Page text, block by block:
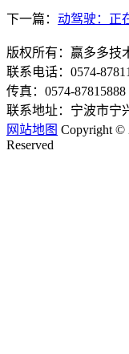
下一篇： 动驾驶：正
版权所有：赢多多技
联系电话：0574-
传真：0574-87815888
联系地址：宁波市宁
网站地图 Copyright ©
Reserved